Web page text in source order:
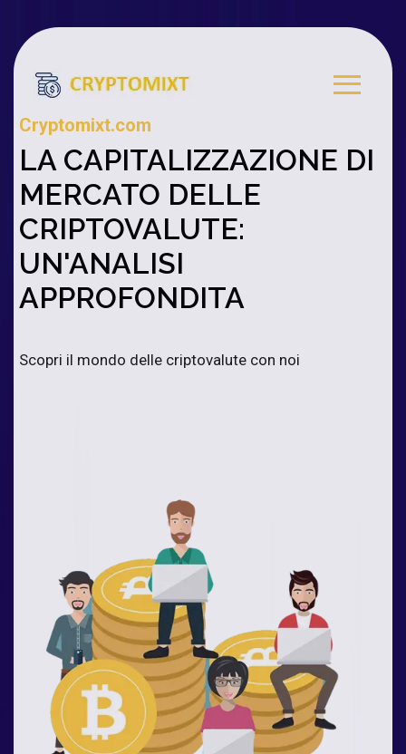
Cryptomixt.com
LA CAPITALIZZAZIONE DI
MERCATO DELLE
CRIPTOVALUTE:
UN'ANALISI
APPROFONDITA
Scopri il mondo delle criptovalute con noi